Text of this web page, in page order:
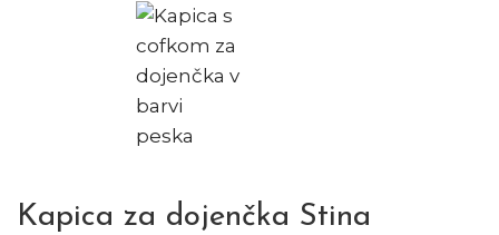
Kapica za dojenčka Stina